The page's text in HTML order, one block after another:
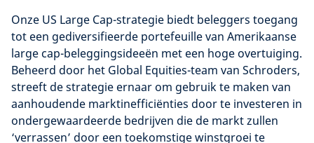
Onze US Large Cap-strategie biedt beleggers toegang
tot een gediversifieerde portefeuille van Amerikaanse
large cap-beleggingsideeën met een hoge overtuiging.
Beheerd door het Global Equities-team van Schroders,
streeft de strategie ernaar om gebruik te maken van
aanhoudende marktinefficiënties door te investeren in
ondergewaardeerde bedrijven die de markt zullen
‘verrassen’ door een toekomstige winstgroei te